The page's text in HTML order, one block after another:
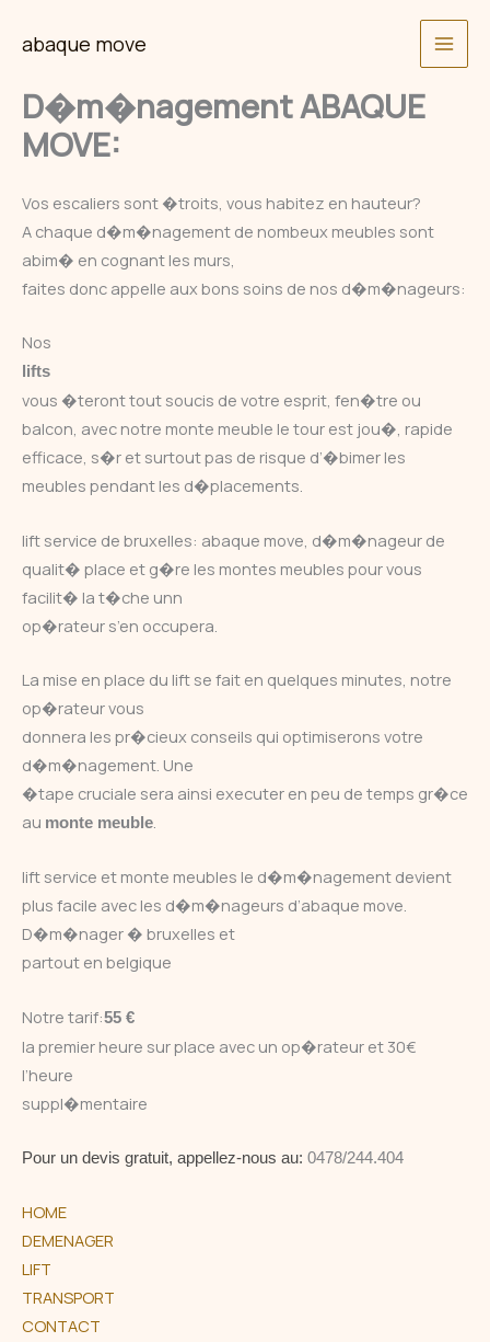
abaque move
D�m�nagement ABAQUE
MOVE:
Vos escaliers sont �troits, vous habitez en hauteur?
A chaque d�m�nagement de nombeux meubles sont
abim� en cognant les murs,
faites donc appelle aux bons soins de nos d�m�nageurs:
Nos
lifts
vous �teront tout soucis de votre esprit, fen�tre ou
balcon, avec notre monte meuble le tour est jou�, rapide
efficace, s�r et surtout pas de risque d’�bimer les
meubles pendant les d�placements.
lift service de bruxelles: abaque move, d�m�nageur de
qualit� place et g�re les montes meubles pour vous
facilit� la t�che unn
op�rateur s’en occupera.
La mise en place du lift se fait en quelques minutes, notre
op�rateur vous
donnera les pr�cieux conseils qui optimiserons votre
d�m�nagement. Une
�tape cruciale sera ainsi executer en peu de temps gr�ce
au monte meuble
lift service et monte meubles le d�m�nagement devient
plus facile avec les d�m�nageurs d’abaque move.
D�m�nager � bruxelles et
partout en belgique
Notre tarif:55 €
la premier heure sur place avec un op�rateur et 30€
l’heure
suppl�mentaire
Pour un devis gratuit, appellez-nous au: 0478/244.404
HOME
DEMENAGER
LIFT
TRANSPORT
CONTACT